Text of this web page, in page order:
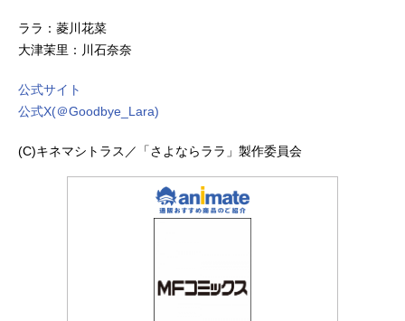
ララ：菱川花菜
大津茉里：川石奈奈
公式サイト
公式X(＠Goodbye_Lara)
(C)キネマシトラス／「さよならララ」製作委員会